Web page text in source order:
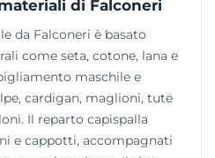
di Falconeri
da Falconeri è basato
come seta, cotone, lana e
maschile e
cardigan, maglioni, tute
Il reparto capispalla
e cappotti, accompagnati